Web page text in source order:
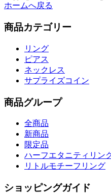
ホームへ戻る
商品カテゴリー
リング
ピアス
ネックレス
サプライズコイン
商品グループ
全商品
新商品
限定品
ハーフエタニティリン
リトルモチーフリング
ショッピングガイド